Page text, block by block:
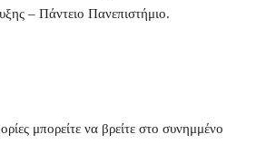
– Πάντειο Πανεπιστήμιο.
μπορείτε να βρείτε στο συνημμένο